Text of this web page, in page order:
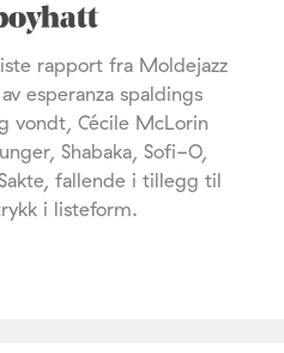
rapport fra Moldejazz
esperanza spaldings
vondt, Cécile McLorin
Shabaka, Sofi-O,
fallende i tillegg til
i listeform.